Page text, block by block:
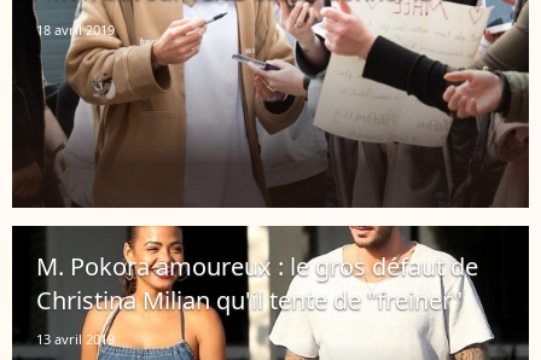
18 avril 2019
M. Pokora amoureux : le gros défaut de
Christina Milian qu'il tente de "freiner"
13 avril 2019